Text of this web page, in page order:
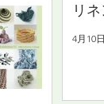
リ
4月10日